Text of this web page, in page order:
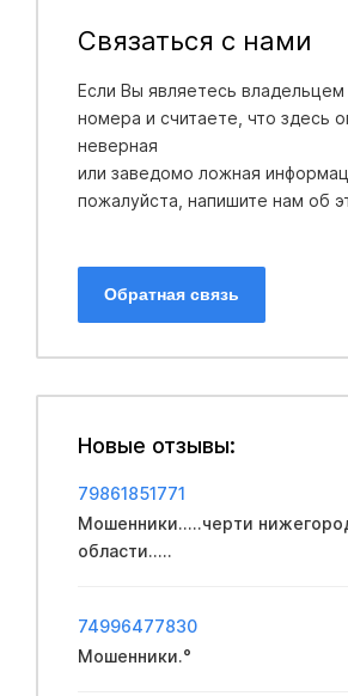
Связаться с нами
Если Вы являетесь владельцем
номера и считаете, что здесь
неверная
или заведомо ложная
пожалуйста, напишите нам об
Обратная связь
Новые отзывы:
79861851771
Мошенники.....черти
области.....
74996477830
Мошенники.°